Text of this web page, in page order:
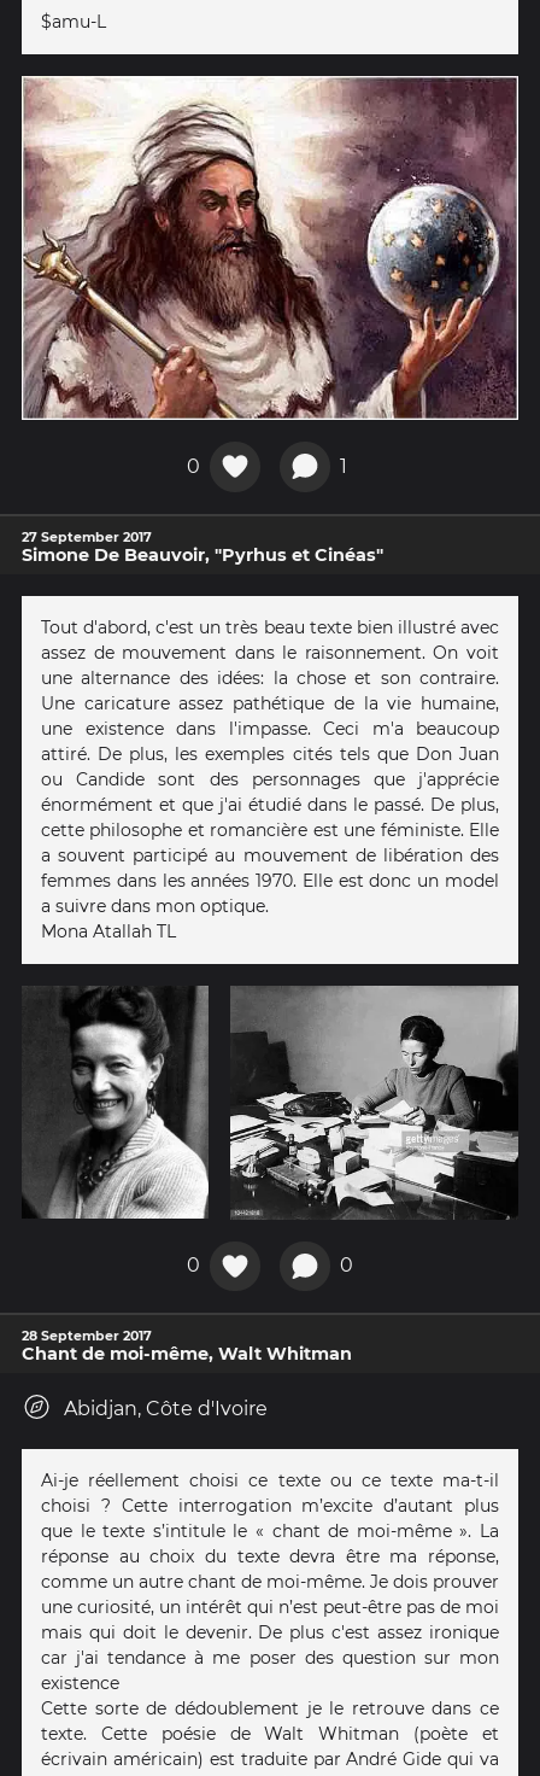
$amu-L
0 1
27 September 2017
Simone De Beauvoir, "Pyrhus et Cinéas"
Tout d'abord, c'est un très beau texte bien illustré avec
assez de mouvement dans le raisonnement. On voit
une alternance des idées: la chose et son contraire.
Une caricature assez pathétique de la vie humaine,
une existence dans l'impasse. Ceci m'a beaucoup
attiré. De plus, les exemples cités tels que Don Juan
ou Candide sont des personnages que j'apprécie
énormément et que j'ai étudié dans le passé. De plus,
cette philosophe et romancière est une féministe. Elle
a souvent participé au mouvement de libération des
femmes dans les années 1970. Elle est donc un model
a suivre dans mon optique.
Mona Atallah TL
0 0
28 September 2017
Chant de moi-même, Walt Whitman
Abidjan, Côte d'Ivoire
Ai-je réellement choisi ce texte ou ce texte ma-t-il
choisi ? Cette interrogation m’excite d’autant plus
que le texte s’intitule le « chant de moi-même ». La
réponse au choix du texte devra être ma réponse,
comme un autre chant de moi-même. Je dois prouver
une curiosité, un intérêt qui n’est peut-être pas de moi
mais qui doit le devenir. De plus c'est assez ironique
car j'ai tendance à me poser des question sur mon
existence
Cette sorte de dédoublement je le retrouve dans ce
texte. Cette poésie de Walt Whitman (poète et
écrivain américain) est traduite par André Gide qui va